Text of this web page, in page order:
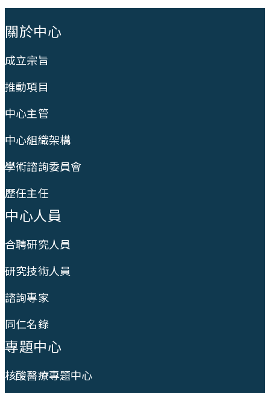
關於中心
成立宗旨
推動項目
中心主管
中心組織架構
學術諮詢委員會
歷任主任
中心人員
合聘研究人員
研究技術人員
諮詢專家
同仁名錄
專題中心
核酸醫療專題中心